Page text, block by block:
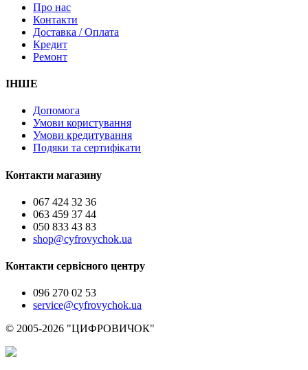
Про нас
Контакти
Доставка / Оплата
Кредит
Ремонт
ІНШЕ
Допомога
Умови користування
Умови кредитування
Подяки та сертифікати
Контакти магазину
067 424 32 36
063 459 37 44
050 833 43 83
shop@cyfrovychok.ua
Контакти сервісного центру
096 270 02 53
service@cyfrovychok.ua
© 2005-2026 "ЦИФРОВИЧОК"